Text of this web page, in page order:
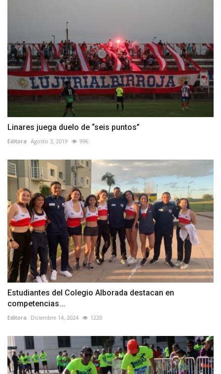
Linares juega duelo de “seis puntos”
Editora Agosto 3, 2019 996
Estudiantes del Colegio Alborada destacan en
competencias...
Editora Diciembre 14, 2024 1220